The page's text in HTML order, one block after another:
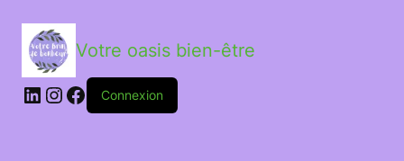
Votre oasis bien-être
LinkedIn
Instagram
Facebook
Connexion